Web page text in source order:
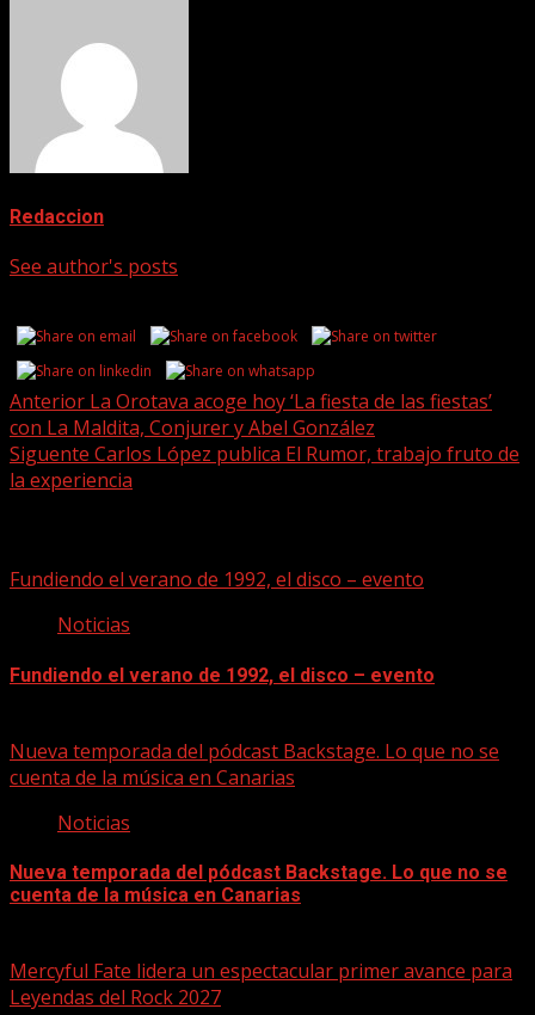
Redaccion
See author's posts
Post
navigation
Anterior La Orotava acoge hoy ‘La fiesta de las fiestas’
con La Maldita, Conjurer y Abel González
Siguente Carlos López publica El Rumor, trabajo fruto de
la experiencia
Fundiendo el verano de 1992, el disco – evento
Noticias
Fundiendo el verano de 1992, el disco – evento
Nueva temporada del pódcast Backstage. Lo que no se
cuenta de la música en Canarias
Noticias
Nueva temporada del pódcast Backstage. Lo que no se
cuenta de la música en Canarias
Mercyful Fate lidera un espectacular primer avance para
Leyendas del Rock 2027